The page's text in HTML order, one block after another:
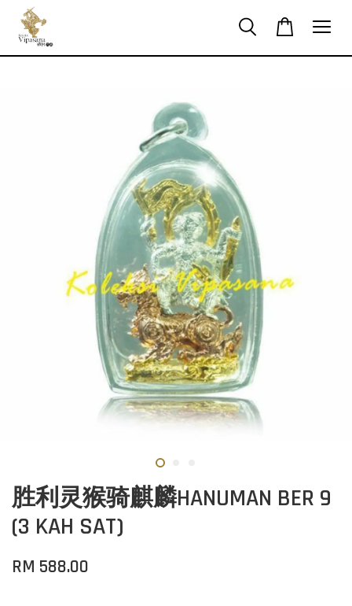
胜利灵猴骑麒麟HANUMAN BER 9
(3 KAH SAT)
RM 588.00